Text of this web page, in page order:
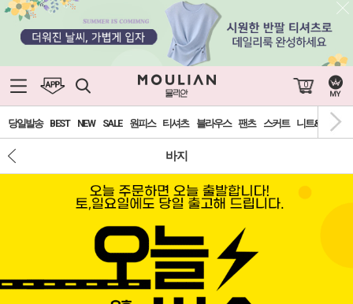
0
당일발송 BEST NEW SALE 원피스 티셔츠 블라우스 팬츠 스커트 니트&가디건
바지